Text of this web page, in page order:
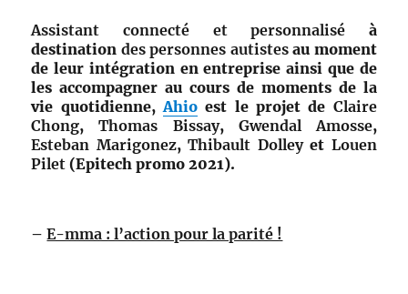
Assistant connecté et personnalisé à
destination des personnes autistesau moment
de leur intégration en entreprise ainsi que de
les accompagner au cours de moments de la
vie quotidienne,Ahio est le projet de Claire
Chong,Thomas Bissay, Gwendal Amosse,
Esteban Marigonez,Thibault Dolleyet Louen
Pilet (Epitech promo 2021).
–E-mma : l’action pour la parité !